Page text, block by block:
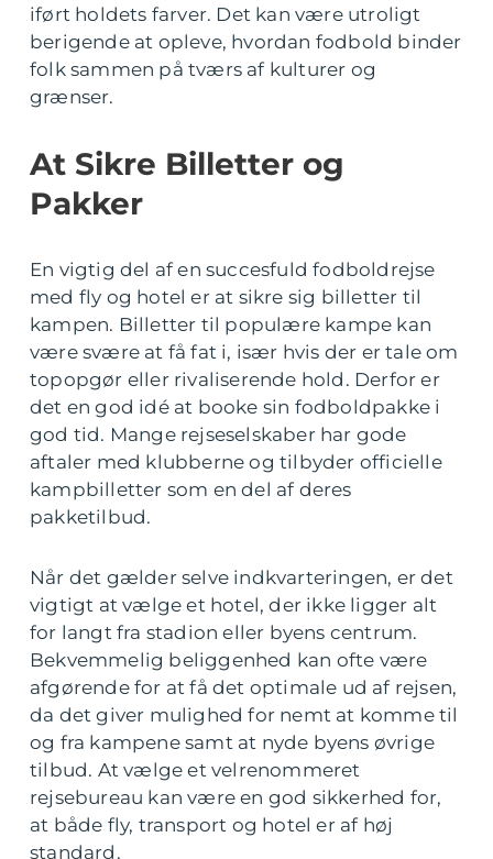
iført holdets farver. Det kan være utroligt
berigende at opleve, hvordan fodbold binder
folk sammen på tværs af kulturer og
grænser.
At Sikre Billetter og
Pakker
En vigtig del af en succesfuld fodboldrejse
med fly og hotel er at sikre sig billetter til
kampen. Billetter til populære kampe kan
være svære at få fat i, især hvis der er tale om
topopgør eller rivaliserende hold. Derfor er
det en god idé at booke sin fodboldpakke i
god tid. Mange rejseselskaber har gode
aftaler med klubberne og tilbyder officielle
kampbilletter som en del af deres
pakketilbud.
Når det gælder selve indkvarteringen, er det
vigtigt at vælge et hotel, der ikke ligger alt
for langt fra stadion eller byens centrum.
Bekvemmelig beliggenhed kan ofte være
afgørende for at få det optimale ud af rejsen,
da det giver mulighed for nemt at komme til
og fra kampene samt at nyde byens øvrige
tilbud. At vælge et velrenommeret
rejsebureau kan være en god sikkerhed for,
at både fly, transport og hotel er af høj
standard.